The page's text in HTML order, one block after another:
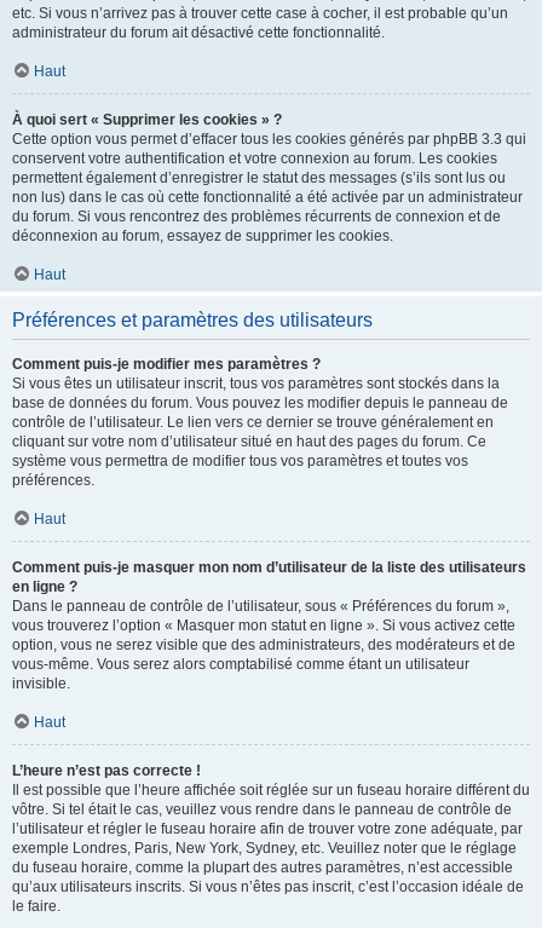
etc. Si vous n’arrivez pas à trouver cette case à cocher, il est probable qu’un
administrateur du forum ait désactivé cette fonctionnalité.
Haut
À quoi sert « Supprimer les cookies » ?
Cette option vous permet d’effacer tous les cookies générés par phpBB 3.3 qui
conservent votre authentification et votre connexion au forum. Les cookies
permettent également d’enregistrer le statut des messages (s’ils sont lus ou
non lus) dans le cas où cette fonctionnalité a été activée par un administrateur
du forum. Si vous rencontrez des problèmes récurrents de connexion et de
déconnexion au forum, essayez de supprimer les cookies.
Haut
Préférences et paramètres des utilisateurs
Comment puis-je modifier mes paramètres ?
Si vous êtes un utilisateur inscrit, tous vos paramètres sont stockés dans la
base de données du forum. Vous pouvez les modifier depuis le panneau de
contrôle de l’utilisateur. Le lien vers ce dernier se trouve généralement en
cliquant sur votre nom d’utilisateur situé en haut des pages du forum. Ce
système vous permettra de modifier tous vos paramètres et toutes vos
préférences.
Haut
Comment puis-je masquer mon nom d’utilisateur de la liste des utilisateurs
en ligne ?
Dans le panneau de contrôle de l’utilisateur, sous « Préférences du forum »,
vous trouverez l’option « Masquer mon statut en ligne ». Si vous activez cette
option, vous ne serez visible que des administrateurs, des modérateurs et de
vous-même. Vous serez alors comptabilisé comme étant un utilisateur
invisible.
Haut
L’heure n’est pas correcte !
Il est possible que l’heure affichée soit réglée sur un fuseau horaire différent du
vôtre. Si tel était le cas, veuillez vous rendre dans le panneau de contrôle de
l’utilisateur et régler le fuseau horaire afin de trouver votre zone adéquate, par
exemple Londres, Paris, New York, Sydney, etc. Veuillez noter que le réglage
du fuseau horaire, comme la plupart des autres paramètres, n’est accessible
qu’aux utilisateurs inscrits. Si vous n’êtes pas inscrit, c’est l’occasion idéale de
le faire.